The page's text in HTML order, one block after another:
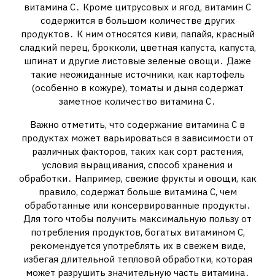
витамина С․ Кроме цитрусовых и ягод, витамин С
содержится в большом количестве других
продуктов․ К ним относятся киви, папайя, красный
сладкий перец, брокколи, цветная капуста, капуста,
шпинат и другие листовые зеленые овощи․ Даже
такие неожиданные источники, как картофель
(особенно в кожуре), томаты и дыня содержат
заметное количество витамина С․
Важно отметить, что содержание витамина С в
продуктах может варьироваться в зависимости от
различных факторов, таких как сорт растения,
условия выращивания, способ хранения и
обработки․ Например, свежие фрукты и овощи, как
правило, содержат больше витамина С, чем
обработанные или консервированные продукты․
Для того чтобы получить максимальную пользу от
потребления продуктов, богатых витамином С,
рекомендуется употреблять их в свежем виде,
избегая длительной тепловой обработки, которая
может разрушить значительную часть витамина․